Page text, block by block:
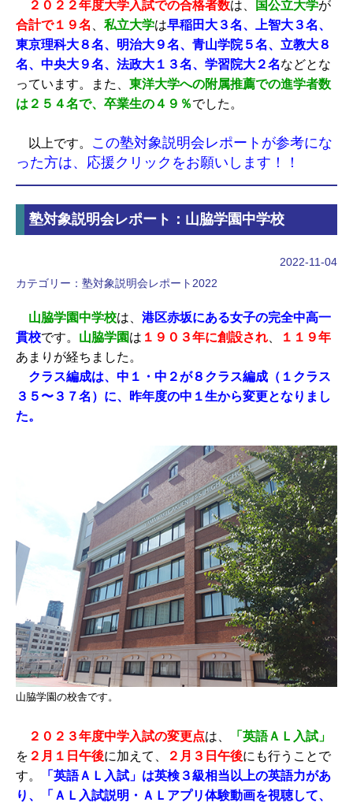
２０２２年度大学入試での合格者数は、 国公立大学が
合計で１９名
私立大学は早稲田大３名、上智大３名、
東京理科大８名、明治大９名、青山学院５名、立教大８
名、中央大９名、法政大１３名、学習院大２名などとな
っています。また、 東洋大学への附属推薦での進学者数
は２５４名で、卒業生の４９％でした。
以上です。
この塾対象説明会レポートが参考にな
った方は、応援クリックをお願いします！！
塾対象説明会レポート：山脇学園中学校
2022-11-04
カテゴリー： 塾対象説明会レポート2022
山脇学園中学校は、 港区赤坂にある女子の完全中高一
貫校です。 山脇学園は １９０３年に創設され
１１９年
あまりが経ちました。
クラス編成は、中１・中２が８クラス編成（１クラス
３５〜３７名）に、昨年度の中１生から変更となりまし
た。
山脇学園の校舎です。
２０２３年度中学入試の変更点は、
「英語ＡＬ入試」
を ２月１日午後に加えて、 ２月３日午後にも行うことで
す。
「英語ＡＬ入試」は英検３級相当以上の英語力があ
り、「ＡＬ入試説明・ＡＬアプリ体験動画を視聴して、